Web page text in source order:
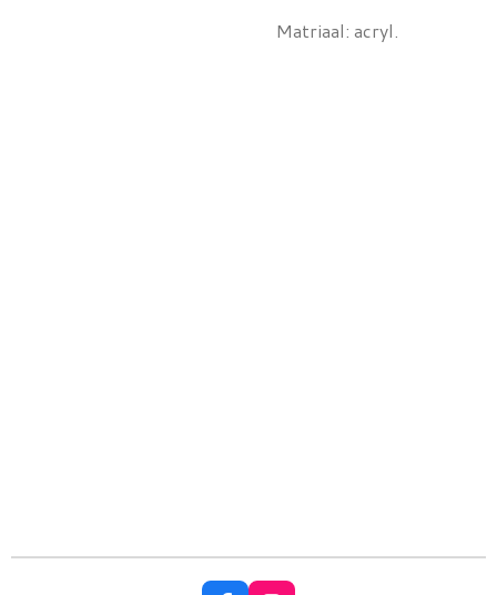
Matriaal: acryl.